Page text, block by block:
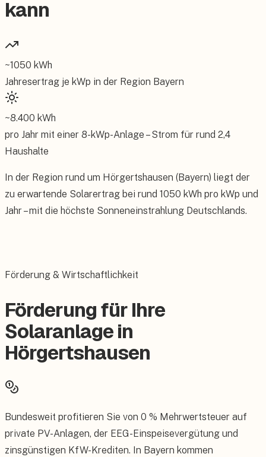
kann
~1050 kWh
Jahresertrag je kWp in der Region Bayern
~8.400 kWh
pro Jahr mit einer 8-kWp-Anlage – Strom für rund 2,4
Haushalte
In der Region rund um Hörgertshausen (Bayern) liegt der
zu erwartende Solarertrag bei rund 1050 kWh pro kWp und
Jahr – mit die höchste Sonneneinstrahlung Deutschlands.
Förderung & Wirtschaftlichkeit
Förderung für Ihre
Solaranlage in
Hörgertshausen
Bundesweit profitieren Sie von 0 % Mehrwertsteuer auf
private PV-Anlagen, der EEG-Einspeisevergütung und
zinsgünstigen KfW-Krediten. In Bayern kommen